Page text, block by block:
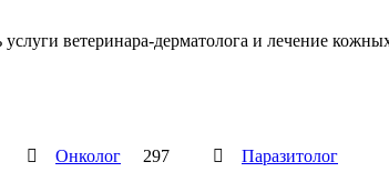
ветеринара-дерматолога и лечение
 Онколог 297 
Паразитолог